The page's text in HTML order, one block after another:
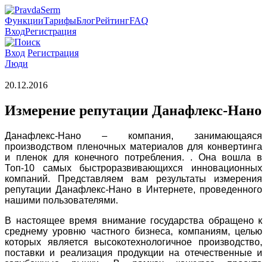
ФункцииТарифыБлогРейтингFAQ
ВходРегистрация
Вход Регистрация
Люди
20.12.2016
Измерение репутации Данафлекс-Нано
Данафлекс-Нано – компания, занимающаяся
производством пленочных материалов для конвертинга
и пленок для конечного потребления. . Она вошла в
Топ-10 самых быстроразвивающихся инновационных
компаний. Представляем вам результаты измерения
репутации Данафлекс-Нано в Интернете, проведенного
нашими пользователями.
В настоящее время внимание государства обращено к
среднему уровню частного бизнеса, компаниям, целью
которых является высокотехнологичное производство,
поставки и реализация продукции на отечественные и